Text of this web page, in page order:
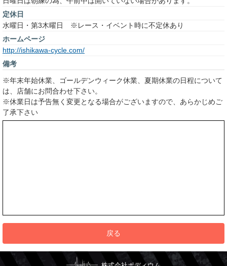
定休日
水曜日・第3木曜日 ※レース・イベント時に不定休あり
ホームページ
http://ishikawa-cycle.com/
備考
※年末年始休業、ゴールデンウィーク休業、夏期休業の日程について
は、店舗にお問合わせ下さい。
※休業日は予告無く変更となる場合がございますので、あらかじめご
了承下さい
戻る